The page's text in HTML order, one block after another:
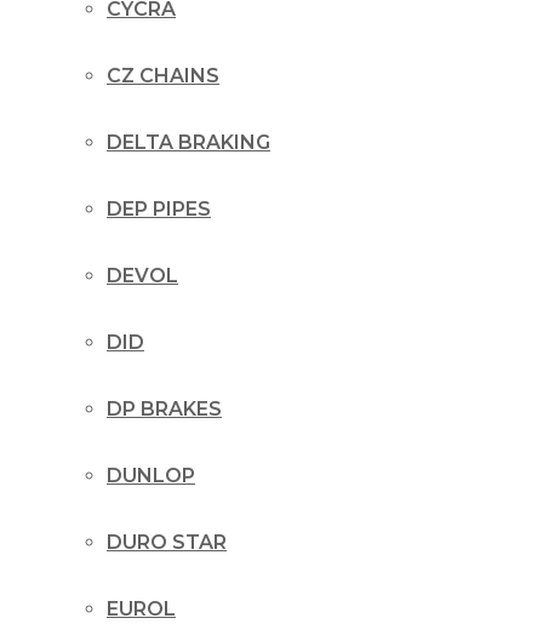
CYCRA
CZ CHAINS
DELTA BRAKING
DEP PIPES
DEVOL
DID
DP BRAKES
DUNLOP
DURO STAR
EUROL